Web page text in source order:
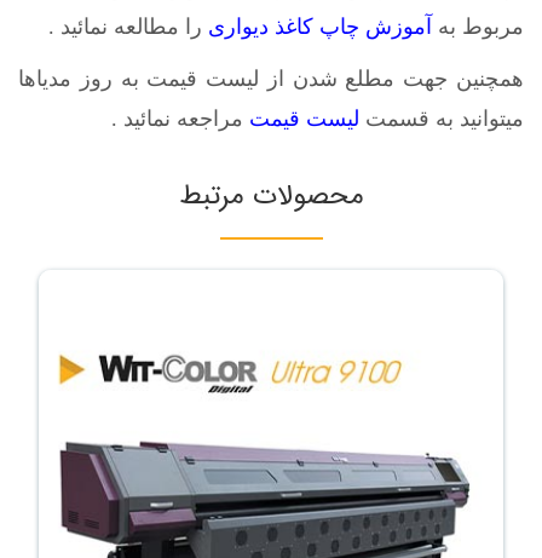
مربوط به آموزش چاپ کاغذ دیواری را مطالعه نمائید .
همچنین جهت مطلع شدن از لیست قیمت به روز مدیاها
میتوانید به قسمت لیست قیمت مراجعه نمائید .
محصولات مرتبط